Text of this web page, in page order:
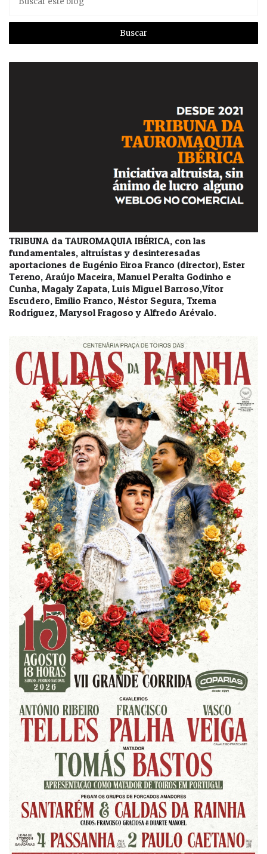
TRIBUNA da TAUROMAQUIA IBÉRICA, con las
fundamentales, altruístas y desinteresadas
aportaciones de Eugénio Eiroa Franco (director), Ester
Tereno, Araújo Maceira, Manuel Peralta Godinho e
Cunha, Magaly Zapata, Luis Miguel Barroso,Vítor
Escudero, Emilio Franco, Néstor Segura, Txema
Rodríguez, Marysol Fragoso y Alfredo Arévalo.